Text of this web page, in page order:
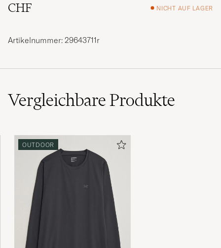
CHF
NICHT AUF LAGER
Artikelnummer: 29643711r
VergleichbareProdukte
OUTDOOR